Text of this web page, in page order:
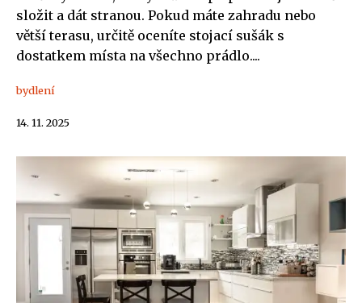
složit a dát stranou. Pokud máte zahradu nebo
větší terasu, určitě oceníte stojací sušák s
dostatkem místa na všechno prádlo....
bydlení
14. 11. 2025